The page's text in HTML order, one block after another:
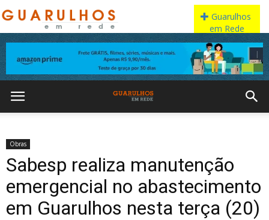
Obras
Sabesp realiza manutenção
emergencial no abastecimento
em Guarulhos nesta terça (20)